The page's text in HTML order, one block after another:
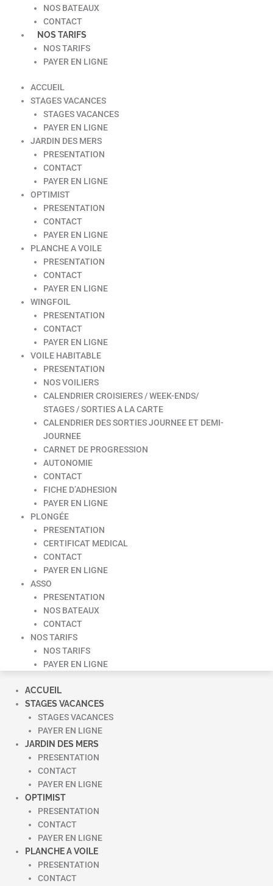
NOS BATEAUX
CONTACT
NOS TARIFS
NOS TARIFS
PAYER EN LIGNE
ACCUEIL
STAGES VACANCES
STAGES VACANCES
PAYER EN LIGNE
JARDIN DES MERS
PRESENTATION
CONTACT
PAYER EN LIGNE
OPTIMIST
PRESENTATION
CONTACT
PAYER EN LIGNE
PLANCHE A VOILE
PRESENTATION
CONTACT
PAYER EN LIGNE
WINGFOIL
PRESENTATION
CONTACT
PAYER EN LIGNE
VOILE HABITABLE
PRESENTATION
NOS VOILIERS
CALENDRIER CROISIERES / WEEK-ENDS/
STAGES / SORTIES A LA CARTE
CALENDRIER DES SORTIES JOURNEE ET DEMI-
JOURNEE
CARNET DE PROGRESSION
AUTONOMIE
CONTACT
FICHE D’ADHESION
PAYER EN LIGNE
PLONGÉE
PRESENTATION
CERTIFICAT MEDICAL
CONTACT
PAYER EN LIGNE
ASSO
PRESENTATION
NOS BATEAUX
CONTACT
NOS TARIFS
NOS TARIFS
PAYER EN LIGNE
ACCUEIL
STAGES VACANCES
STAGES VACANCES
PAYER EN LIGNE
JARDIN DES MERS
PRESENTATION
CONTACT
PAYER EN LIGNE
OPTIMIST
PRESENTATION
CONTACT
PAYER EN LIGNE
PLANCHE A VOILE
PRESENTATION
CONTACT